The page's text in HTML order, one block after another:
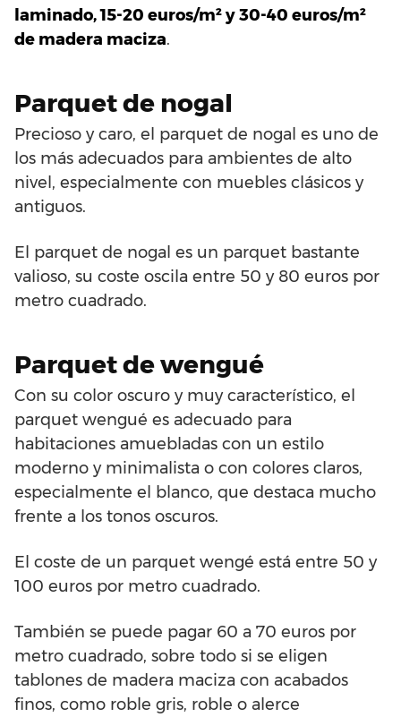
laminado, 15-20 euros/m² y 30-40 euros/m²
de madera maciza.
Parquet de nogal
Precioso y caro, el parquet de nogal es uno de
los más adecuados para ambientes de alto
nivel, especialmente con muebles clásicos y
antiguos.
El parquet de nogal es un parquet bastante
valioso, su coste oscila entre 50 y 80 euros por
metro cuadrado.
Parquet de wengué
Con su color oscuro y muy característico, el
parquet wengué es adecuado para
habitaciones amuebladas con un estilo
moderno y minimalista o con colores claros,
especialmente el blanco, que destaca mucho
frente a los tonos oscuros.
El coste de un parquet wengé está entre 50 y
100 euros por metro cuadrado.
También se puede pagar 60 a 70 euros por
metro cuadrado, sobre todo si se eligen
tablones de madera maciza con acabados
finos, como roble gris, roble o alerce